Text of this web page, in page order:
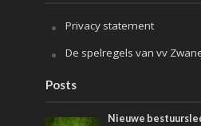
Privacy statement
De spelregels van vv
Posts
Nieuwe